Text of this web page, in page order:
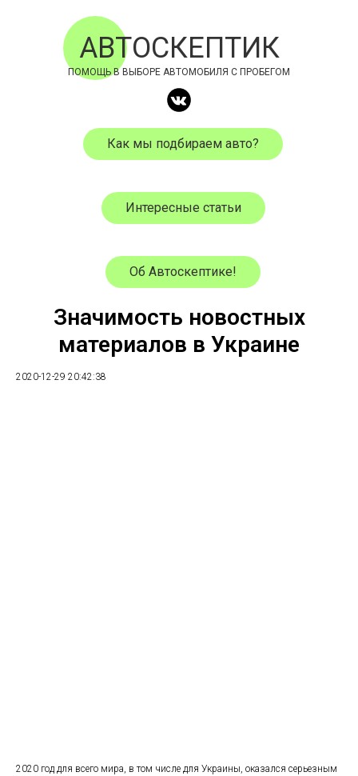
АВТОСКЕПТИК
ПОМОЩЬ В ВЫБОРЕ АВТОМОБИЛЯ С ПРОБЕГОМ
Как мы подбираем авто?
Интересные статьи
Об Автоскептике!
Значимость новостных
материалов в Украине
2020-12-29 20:42:38
2020 год для всего мира, в том числе для Украины, оказался серьезным